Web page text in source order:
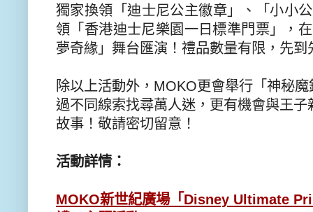
獨家換領「迪士尼公主徽章」、「小小
領「香港迪士尼樂園一日標準門票」，
夢奇緣」舞台匯演！禮品數量有限，先到
除以上活動外， MOKO更會舉行「神秘
過不同線索找尋萬人迷，更有機會與王子
故事！敬請密切留意！
活動詳情：
MOKO新世紀廣場「 Disney Ultimate